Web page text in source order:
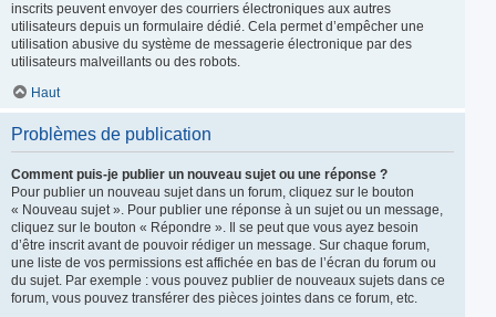
inscrits peuvent envoyer des courriers électroniques aux autres
utilisateurs depuis un formulaire dédié. Cela permet d’empêcher une
utilisation abusive du système de messagerie électronique par des
utilisateurs malveillants ou des robots.
Haut
Problèmes de publication
Comment puis-je publier un nouveau sujet ou une réponse ?
Pour publier un nouveau sujet dans un forum, cliquez sur le bouton
« Nouveau sujet ». Pour publier une réponse à un sujet ou un message,
cliquez sur le bouton « Répondre ». Il se peut que vous ayez besoin
d’être inscrit avant de pouvoir rédiger un message. Sur chaque forum,
une liste de vos permissions est affichée en bas de l’écran du forum ou
du sujet. Par exemple : vous pouvez publier de nouveaux sujets dans ce
forum, vous pouvez transférer des pièces jointes dans ce forum, etc.